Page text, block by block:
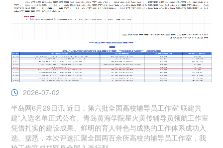
2026-07-02
半岛网6月29日讯 近日，第六批全国高校辅导员工作室“联建共
建”入选名单正式公布。青岛黄海学院星火美传辅导员领航工作室
凭借扎实的建设成果、鲜明的育人特色与成熟的工作体系成功入
选。据悉，本次评选汇聚全国两百余所高校的辅导员工作室，我